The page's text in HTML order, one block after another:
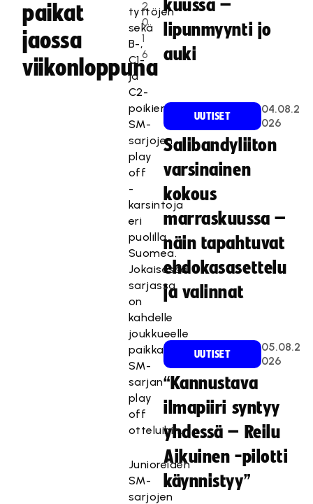
paikat
jaossa
viikonloppuna
2
0
1
6
tyttöjen
sekä
B-,
C1-
ja
C2-
poikien
SM-
sarjojen
play
off
-
karsintoja
eri
puolilla
Suomea.
Jokaisessa
sarjassa
on
kahdelle
joukkueelle
paikka
SM-
sarjan
play
off
otteluihin.
Junioreiden
SM-
sarjojen
kuussa –
lipunmyynti jo
auki
UUTISET
04.08.2
026
Salibandyliiton
varsinainen
kokous
marraskuussa –
näin tapahtuvat
ehdokasasettelu
ja valinnat
UUTISET
05.08.2
026
“Kannustava
ilmapiiri syntyy
yhdessä – Reilu
Aikuinen -pilotti
käynnistyy”